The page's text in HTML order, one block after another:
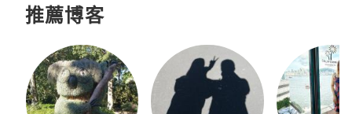
推薦博客